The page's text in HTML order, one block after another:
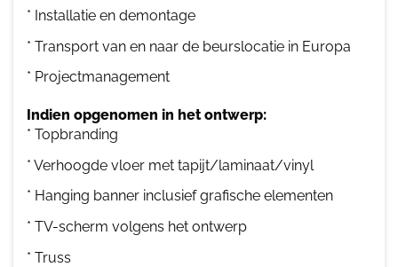
* Installatie en demontage
* Transport van en naar de beurslocatie in Europa
* Projectmanagement
Indien opgenomen in het ontwerp:
* Topbranding
* Verhoogde vloer met tapijt/laminaat/vinyl
* Hanging banner inclusief grafische elementen
* TV-scherm volgens het ontwerp
* Truss